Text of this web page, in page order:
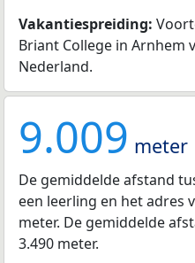
Vakantiespreiding:
Briant College in Arnhem
Nederland.
9.009 meter
De gemiddelde afstand
een leerling en het adres
meter. De gemiddelde
3.490 meter.